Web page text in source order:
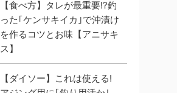
【食べ方】タレが最重要!?釣
った｢ケンサキイカ｣で沖漬け
を作るコツとお味【アニサキ
ス】
【ダイソー】これは使える!